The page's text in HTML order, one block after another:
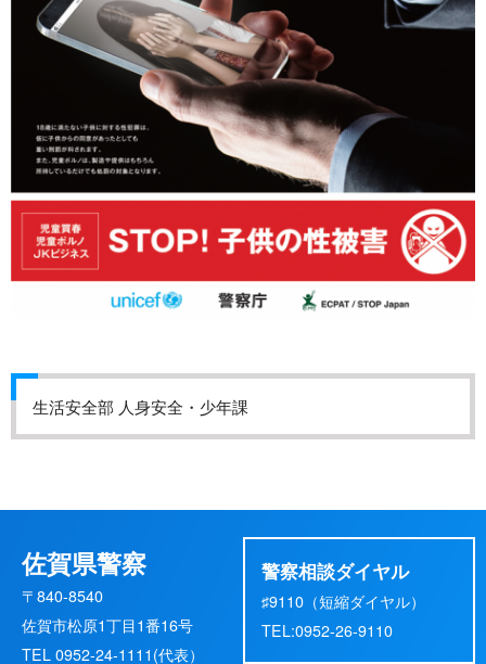
生活安全部 人身安全・少年課
佐賀県警察
〒840-8540
佐賀市松原1丁目1番16号
TEL 0952-24-1111(代表）
警察相談ダイヤル
♯9110（短縮ダイヤル）
TEL:0952-26-9110